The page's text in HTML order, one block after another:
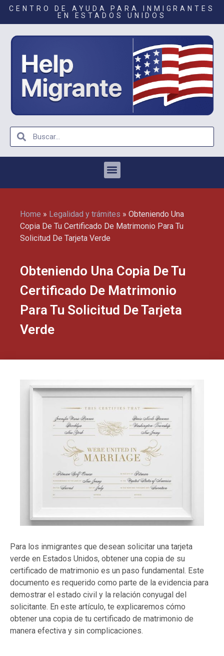
CENTRO DE AYUDA PARA INMIGRANTES
EN ESTADOS UNIDOS
Home » Legalidad y trámites » Obteniendo Una
Copia De Tu Certificado De Matrimonio Para Tu
Solicitud De Tarjeta Verde
Obteniendo Una Copia De Tu
Certificado De Matrimonio
Para Tu Solicitud De Tarjeta
Verde
Para los inmigrantes que desean solicitar una tarjeta
verde en Estados Unidos, obtener una copia de su
certificado de matrimonio es un paso fundamental. Este
documento es requerido como parte de la evidencia para
demostrar el estado civil y la relación conyugal del
solicitante. En este artículo, te explicaremos cómo
obtener una copia de tu certificado de matrimonio de
manera efectiva y sin complicaciones.